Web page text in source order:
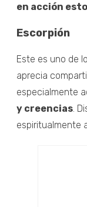
en acción
Escorpión
Este es uno de
aprecia
especialmente
y creencias .
espiritualmente